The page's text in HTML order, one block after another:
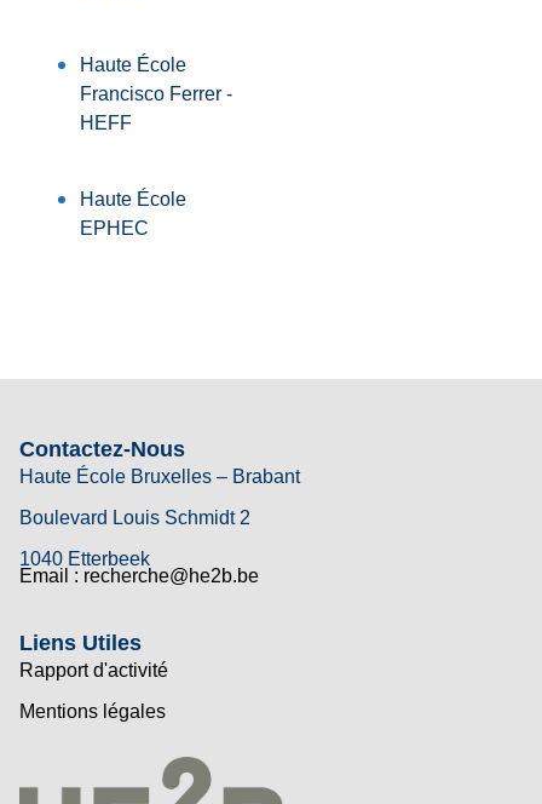
Haute École
Francisco Ferrer -
HEFF
Haute École
EPHEC
Liens Utiles
Rapport d'activité
Mentions légales
Contactez-Nous
Haute École Bruxelles – Brabant
Boulevard Louis Schmidt 2
1040 Etterbeek
Email : recherche@he2b.be